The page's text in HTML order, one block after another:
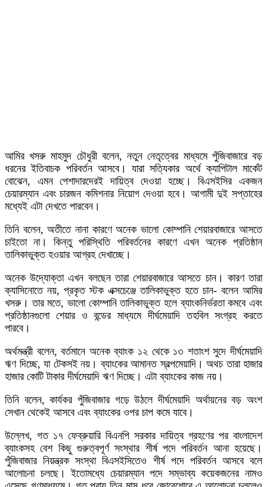
আমির খসরু মাহমুদ চৌধুরী বলেন, নতুন নেতৃত্বের মাধ্যমে পুঁজিবাজারে বড়
ধরনের ইতিবাচক পরিবর্তন আসবে। যারা সত্যিকার অর্থে ক্যাপিটাল মার্কেট
বোঝেন, এমন পেশাদারদেরই দায়িত্ব দেওয়া হচ্ছে। বিএসইসির একজন
চেয়ারম্যান এবং চারজন কমিশনার নিয়োগ দেওয়া হবে। আগামী দুই সপ্তাহের
মধ্যেই এটা দেখতে পারবেন।
তিনি বলেন, অতীতে নানা কারণে অনেক ভালো কোম্পানি শেয়ারবাজারে আসতে
চাইতো না। কিন্তু পরিস্থিতি পরিবর্তনের কারণে এখন অনেক প্রতিষ্ঠান
তালিকাভুক্ত হওয়ার আগ্রহ দেখাচ্ছে।
অনেক উদ্যোক্তা এখন বলছেন তারা শেয়ারবাজারে আসতে চান। কারণ তারা
ক্যাসিনোতে নয়, প্রকৃত স্টক এক্সচেঞ্জে তালিকাভুক্ত হতে চান- বলেন আমির
খসরু। তার মতে, ভালো কোম্পানি তালিকাভুক্ত হলে ব্যাংকনির্ভরতা কমবে এবং
প্রতিষ্ঠানগুলো শেয়ার ও বন্ডের মাধ্যমে দীর্ঘমেয়াদি তহবিল সংগ্রহ করতে
পারবে।
অর্থমন্ত্রী বলেন, বর্তমানে অনেক ব্যাংক ১২ থেকে ১৩ শতাংশ সুদে দীর্ঘমেয়াদি
ঋণ দিচ্ছে, যা টেকসই নয়। ব্যাংকের আমানত স্বল্পমেয়াদি। অথচ তারা হাজার
হাজার কোটি টাকার দীর্ঘমেয়াদি ঋণ দিচ্ছে। এটা ব্যাংকের কাজ নয়।
তিনি বলেন, কার্যকর পুঁজিবাজার গড়ে উঠলে দীর্ঘমেয়াদি অর্থায়নের বড় অংশ
সেখান থেকেই আসবে এবং ব্যাংকের ওপর চাপ কমে যাবে।
উল্লেখ, গত ১৭ ফেব্রুয়ারি বিএনপি সরকার দায়িত্ব গ্রহণের পর বাংলাদেশ
ব্যাংকসহ বেশ কিছু গুরুত্বপূর্ণ সংস্থার শীর্ষ পদে পরিবর্তন আনা হয়েছে।
পুঁজিবাজার নিয়ন্ত্রক সংস্থা বিএসইসিতেও শীর্ষ পদে পরিবর্তন আসবে বলে
আলোচনা চলছে। ইতোমধ্যে চেয়ারম্যান পদে সম্ভাব্য কয়েকজনের নামও